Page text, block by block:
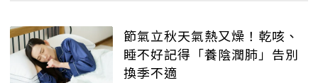
節氣立秋天氣熱又燥！乾咳、
睡不好記得「養陰潤肺」告別
換季不適